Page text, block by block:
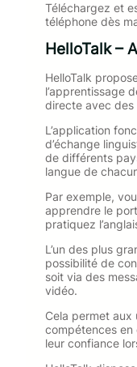
Téléchargez et
téléphone dès
HelloTalk –
HelloTalk
l’apprentissage
directe avec des
L’application
d’échange
de différents
langue de
Par exemple,
apprendre le
pratiquez
L’un des plus
possibilité de
soit via des
vidéo.
Cela permet aux
compétences
leur confiance